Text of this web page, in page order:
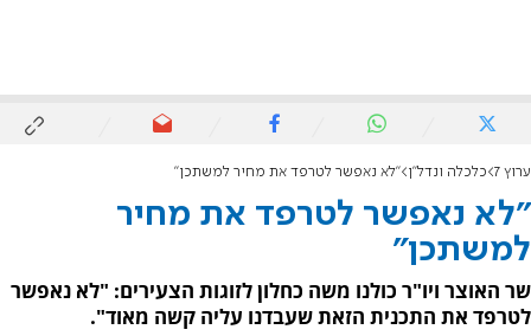
ערוץ 7 כלכלה ונדל"ן "לא נאפשר לטרפד את מחיר למשתכן"
"לא נאפשר לטרפד את מחיר
למשתכן"
שר האוצר ויו"ר כולנו משה כחלון לזוגות הצעירים: "לא נאפשר
לטרפד את התכנית הזאת שעבדנו עליה קשה מאוד".